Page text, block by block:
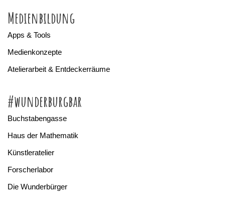
Medienbildung
Apps & Tools
Medienkonzepte
Atelierarbeit & Entdeckerräume
#wunderburgbar
Buchstabengasse
Haus der Mathematik
Künstleratelier
Forscherlabor
Die Wunderbürger